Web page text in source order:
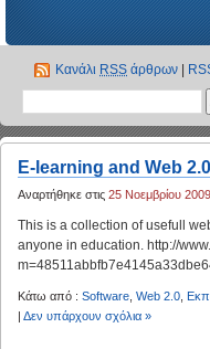
Κανάλι RSS άρθρων
E-learning and Web
Αναρτήθηκε στις 25 Νοεμβρίου 2009
This is a collection of usefull
anyone in education. http://
Κάτω από : Software Web 2.0
| Δεν υπάρχουν σχόλια »